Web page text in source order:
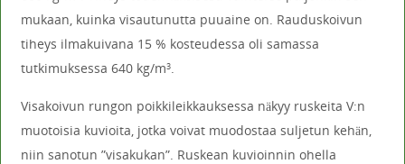
mukaan, kuinka visautunutta puuaine on. Rauduskoivun
tiheys ilmakuivana 15 % kosteudessa oli samassa
tutkimuksessa 640 kg/m3.
Visakoivun rungon poikkileikkauksessa näkyy ruskeita V:n
muotoisia kuvioita, jotka voivat muodostaa suljetun kehän,
niin sanotun ”visakukan”. Ruskean kuvioinnin ohella